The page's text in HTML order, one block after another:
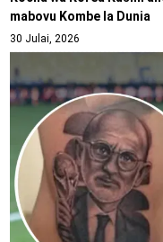
mabovu Kombe la Dunia
30 Julai, 2026